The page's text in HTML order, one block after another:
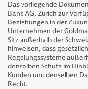
Das vorliegende
Bank AG, Zürich zur
Beziehungen in der
Unternehmen der
Sitz außerhalb der
hinweisen, dass
Regelungssysteme
denselben Schutz im
Kunden und denselben
Recht.